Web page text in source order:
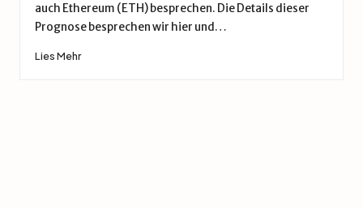
auch Ethereum (ETH) besprechen. Die Details dieser
Prognose besprechen wir hier und…
Lies Mehr